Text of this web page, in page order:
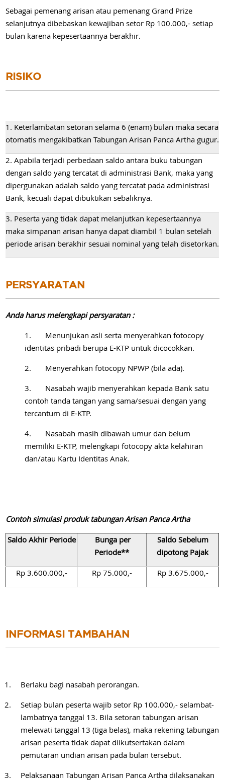
Sebagai pemenang arisan atau pemenang Grand Prize
selanjutnya dibebaskan kewajiban setor Rp 100.000,- setiap
bulan karena kepesertaannya berakhir.
RISIKO
1. Keterlambatan setoran selama 6 (enam) bulan maka secara
otomatis mengakibatkan Tabungan Arisan Panca Artha gugur.
2. Apabila terjadi perbedaan saldo antara buku tabungan
dengan saldo yang tercatat di administrasi Bank, maka yang
dipergunakan adalah saldo yang tercatat pada administrasi
Bank, kecuali dapat dibuktikan sebaliknya.
3. Peserta yang tidak dapat melanjutkan kepesertaannya
maka simpanan arisan hanya dapat diambil 1 bulan setelah
periode arisan berakhir sesuai nominal yang telah disetorkan.
PERSYARATAN
Anda harus melengkapi persyaratan :
1. Menunjukan asli serta menyerahkan fotocopy
identitas pribadi berupa E-KTP untuk dicocokkan.
2. Menyerahkan fotocopy NPWP (bila ada).
3. Nasabah wajib menyerahkan kepada Bank satu
contoh tanda tangan yang sama/sesuai dengan yang
tercantum di E-KTP.
4. Nasabah masih dibawah umur dan belum
memiliki E-KTP, melengkapi fotocopy akta kelahiran
dan/atau Kartu Identitas Anak.
Contoh simulasi produk tabungan Arisan Panca Artha
Saldo Akhir Periode
Bunga per
Periode**
Saldo Sebelum
dipotong Pajak
Rp 3.600.000,- Rp 75.000,- Rp 3.675.000,-
INFORMASI TAMBAHAN
Berlaku bagi nasabah perorangan.
Setiap bulan peserta wajib setor Rp 100.000,- selambat-
lambatnya tanggal 13. Bila setoran tabungan arisan
melewati tanggal 13 (tiga belas), maka rekening tabungan
arisan peserta tidak dapat diikutsertakan dalam
pemutaran undian arisan pada bulan tersebut.
Pelaksanaan Tabungan Arisan Panca Artha dilaksanakan